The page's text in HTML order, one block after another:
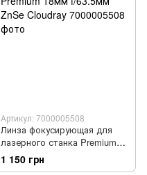
Артикул: 7000005508
Линза фокусирующая для
лазерного станка Premium
18мм f/63.5мм ZnSe Cloudray
1 150 грн